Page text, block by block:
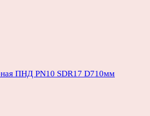
ПНД PN10 SDR17 D710мм